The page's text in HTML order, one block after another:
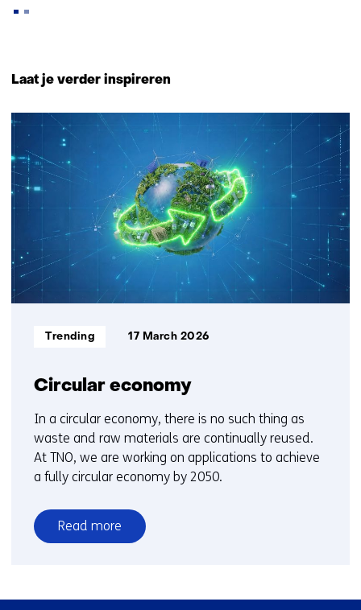
(Neem
contact
met
ons
op)
Laat je verder inspireren
Circular economy
Informatietype:
Trending 17 March 2026
In a circular economy, there is no such thing as
waste and raw materials are continually reused.
At TNO, we are working on applications to achieve
a fully circular economy by 2050.
Read more
over